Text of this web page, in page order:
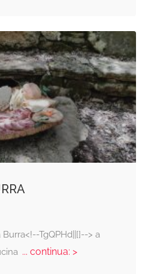
TgQPHd||[]--> a
... continua: >